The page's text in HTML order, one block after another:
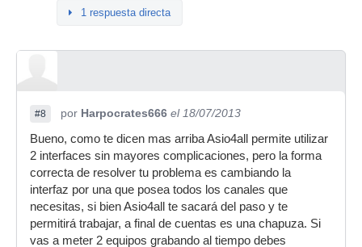
1 respuesta directa
#8 por Harpocrates666 el 18/07/2013
Bueno, como te dicen mas arriba Asio4all permite utilizar
2 interfaces sin mayores complicaciones, pero la forma
correcta de resolver tu problema es cambiando la
interfaz por una que posea todos los canales que
necesitas, si bien Asio4all te sacará del paso y te
permitirá trabajar, a final de cuentas es una chapuza. Si
vas a meter 2 equipos grabando al tiempo debes